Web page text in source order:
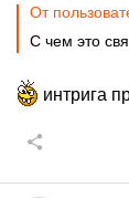
От
С чем это
интрига